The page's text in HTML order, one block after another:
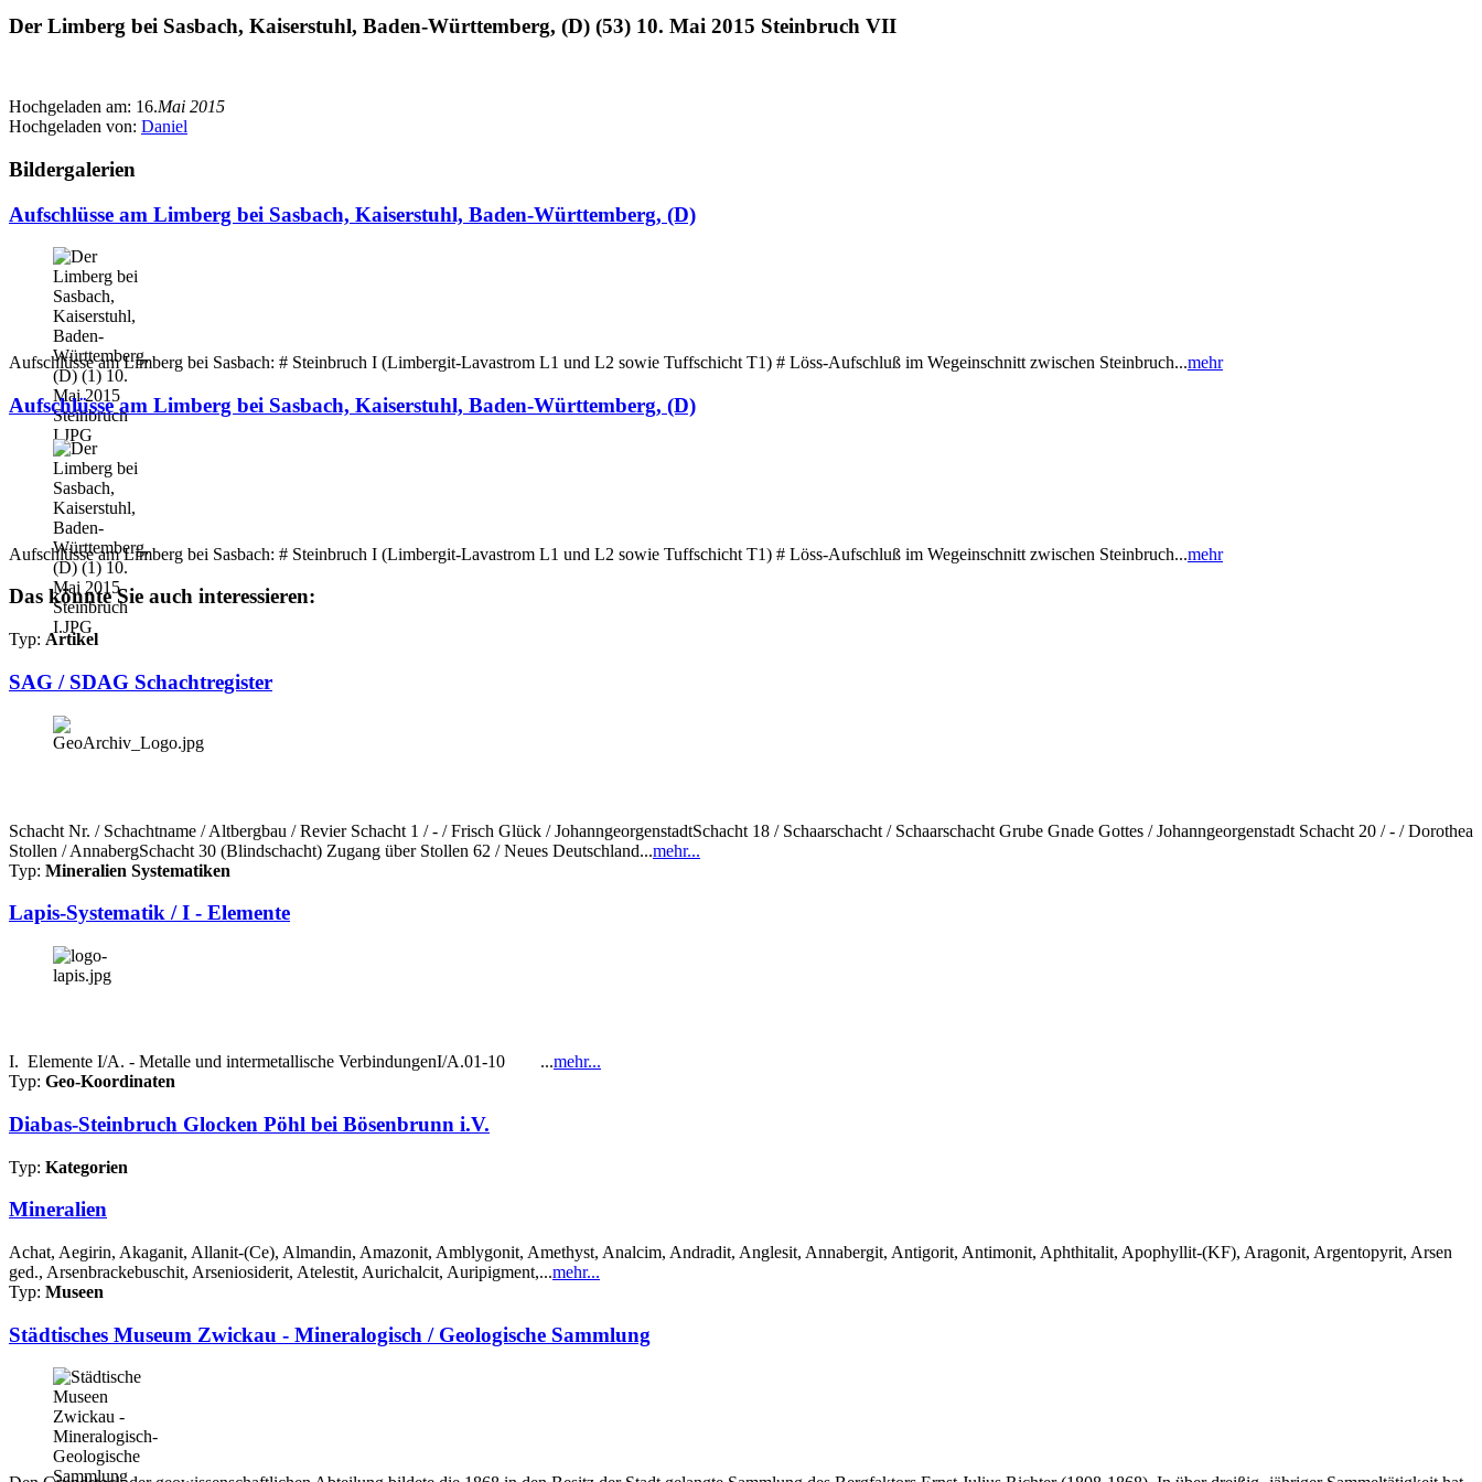
Der Limberg bei Sasbach, Kaiserstuhl, Baden-Württemberg, (D) (53) 10. Mai 2015 Steinbruch VII
Hochgeladen am: 16.Mai 2015
Hochgeladen von: Daniel
Bildergalerien
Aufschlüsse am Limberg bei Sasbach, Kaiserstuhl, Baden-Württemberg, (D)
Aufschlüsse am Limberg bei Sasbach: # Steinbruch I (Limbergit-Lavastrom L1 und L2 sowie Tuffschicht T1) # Löss-Aufschluß im Wegeinschnitt zwischen Steinbruch...mehr
Aufschlüsse am Limberg bei Sasbach, Kaiserstuhl, Baden-Württemberg, (D)
Aufschlüsse am Limberg bei Sasbach: # Steinbruch I (Limbergit-Lavastrom L1 und L2 sowie Tuffschicht T1) # Löss-Aufschluß im Wegeinschnitt zwischen Steinbruch...mehr
Das könnte Sie auch interessieren:
Typ: Artikel
SAG / SDAG Schachtregister
Schacht Nr. / Schachtname / Altbergbau / Revier Schacht 1 / - / Frisch Glück / JohanngeorgenstadtSchacht 18 / Schaarschacht / Schaarschacht Grube Gnade Gottes / Johanngeorgenstadt Schacht 20 / - / Dorothea
Stollen / AnnabergSchacht 30 (Blindschacht) Zugang über Stollen 62 / Neues Deutschland...mehr...
Typ: Mineralien Systematiken
Lapis-Systematik / I - Elemente
I. Elemente I/A. - Metalle und intermetallische VerbindungenI/A.01-10 ...mehr...
Typ: Geo-Koordinaten
Diabas-Steinbruch Glocken Pöhl bei Bösenbrunn i.V.
Typ: Kategorien
Mineralien
Achat, Aegirin, Akaganit, Allanit-(Ce), Almandin, Amazonit, Amblygonit, Amethyst, Analcim, Andradit, Anglesit, Annabergit, Antigorit, Antimonit, Aphthitalit, Apophyllit-(KF), Aragonit, Argentopyrit, Arsen
ged., Arsenbrackebuschit, Arseniosiderit, Atelestit, Aurichalcit, Auripigment,...mehr...
Typ: Museen
Städtisches Museum Zwickau - Mineralogisch / Geologische Sammlung